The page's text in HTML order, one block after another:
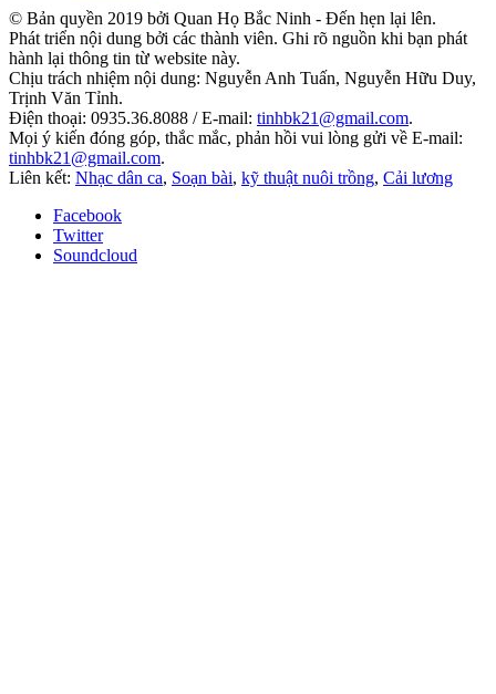
© Bản quyền 2019 bởi Quan Họ Bắc Ninh - Đến hẹn lại lên.
Phát triển nội dung bởi các thành viên. Ghi rõ nguồn khi bạn phát
hành lại thông tin từ website này.
Chịu trách nhiệm nội dung: Nguyễn Anh Tuấn, Nguyễn Hữu Duy,
Trịnh Văn Tỉnh.
Điện thoại: 0935.36.8088 / E-mail: tinhbk21@gmail.com.
Mọi ý kiến đóng góp, thắc mắc, phản hồi vui lòng gửi về E-mail:
tinhbk21@gmail.com.
Liên kết: Nhạc dân ca, Soạn bài, kỹ thuật nuôi trồng, Cải lương
Facebook
Twitter
Soundcloud